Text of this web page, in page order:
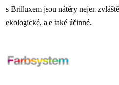
s Brilluxem jsou nátěry nejen
ekologické, ale také účinné.